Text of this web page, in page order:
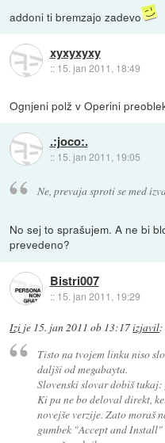
addoni ti bremzajo zadevo
xyxyxyxy
:: 15. jan 2011, 18:49
Ognjeni polž v Operini
.:joco:.
:: 15. jan 2011, 19:05
Ne, prevaja sproti se med
No sej to sprašujem. A ne bi
prevedeno?
Bistri007
:: 15. jan 2011, 19:29
Izi je 15. jan 2011 ob 13:17izjavil:
Tisto na tvojem linku niso
daljši od megabayta.
Slovenski slovar dobiš tukaj:
Ki pa ne bo deloval direkt,
novejše verzije. Zato moraš
gumbek "Accept and